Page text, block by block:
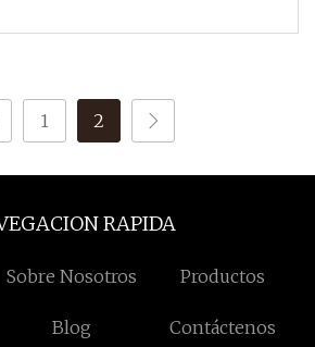
1 2
RAPIDA
Sobre Nosotros Productos
Blog Contáctenos